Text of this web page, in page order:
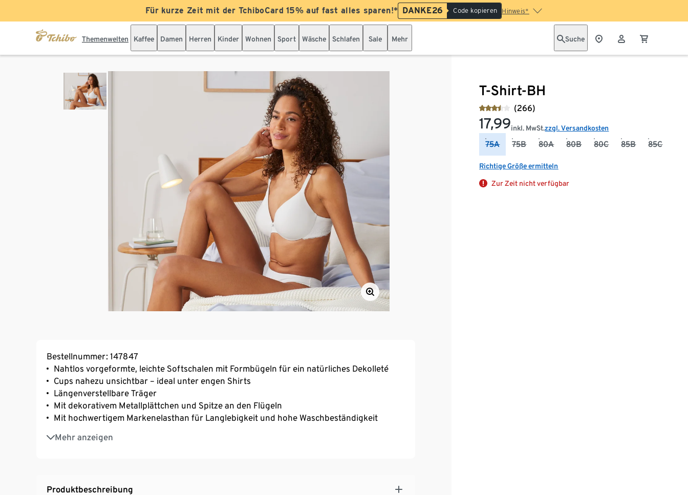
Für kurze Zeit mit der TchiboCard 15% auf fast alles sparen!* DANKE26 Code kopieren Hinweis*
Themenwelten Kaffee Damen Herren Kinder Wohnen Sport Wäsche Schlafen Sale Mehr Suche
T-Shirt-BH
(266)
17,99inkl. MwSt.zzgl. Versandkosten
75A 75B 80A 80B 80C 85B 85C
Richtige Größe ermitteln
Zur Zeit nicht verfügbar
Bestellnummer: 147847
Nahtlos vorgeformte, leichte Softschalen mit Formbügeln für ein natürliches Dekolleté
Cups nahezu unsichtbar – ideal unter engen Shirts
Längenverstellbare Träger
Mit dekorativem Metallplättchen und Spitze an den Flügeln
Mit hochwertigem Markenelasthan für Langlebigkeit und hohe Waschbeständigkeit
Mehr anzeigen
3-fach verstellbarer SoftSeal®-Häkchenverschluss
Produktbeschreibung